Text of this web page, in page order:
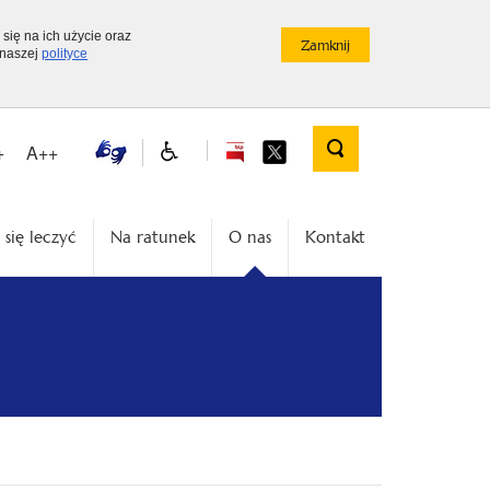
na ich użycie oraz
polityce
A++
się leczyć Na ratunek O nas Kontakt